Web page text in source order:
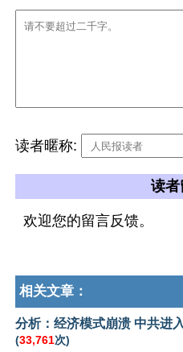
读者暱称:
读者
欢迎您的留言反馈。
相关文章：
分析：经济模式崩溃 中共进
(33,761次)